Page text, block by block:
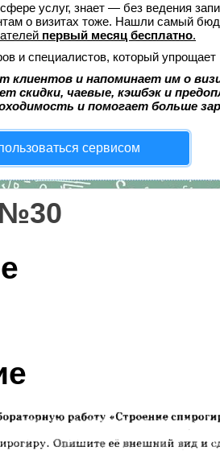
сфере услуг, знает — без ведения
о визитах тоже. Нашли самый
первый месяц бесплатно.
и специалистов, который упрощает
клиентов и напоминает им о
скидки, чаевые, кэшбэк и
и помогает больше
сервисом